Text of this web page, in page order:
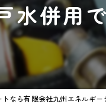
水併用
なら有限会社九州エネルギー